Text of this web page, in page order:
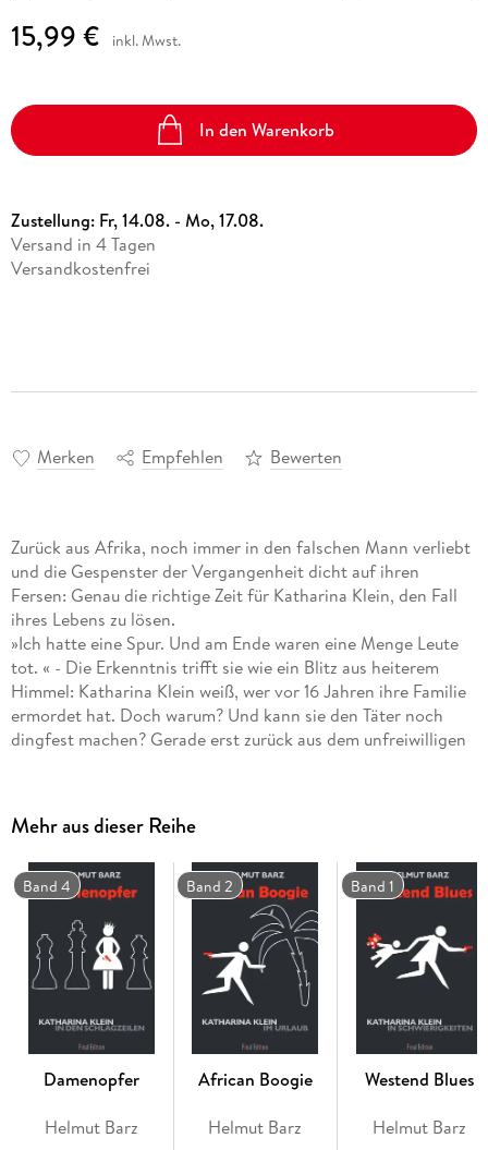
15,99 € inkl. Mwst.
In den Warenkorb
Zustellung: Fr, 14.08. - Mo, 17.08.
Versand in 4 Tagen
Versandkostenfrei
Merken Empfehlen Bewerten
Zurück aus Afrika, noch immer in den falschen Mann verliebt
und die Gespenster der Vergangenheit dicht auf ihren
Fersen: Genau die richtige Zeit für Katharina Klein, den Fall
ihres Lebens zu lösen.
»Ich hatte eine Spur. Und am Ende waren eine Menge Leute
tot. « - Die Erkenntnis trifft sie wie ein Blitz aus heiterem
Himmel: Katharina Klein weiß, wer vor 16 Jahren ihre Familie
ermordet hat. Doch warum? Und kann sie den Täter noch
dingfest machen? Gerade erst zurück aus dem unfreiwilligen
viele Tage und zahlreiche Tote später endet. - Oder auch
nicht . . . Katharina liebt Oldtimer, Schusswaffen, den
falschen Mann - und hat endliche eine Spur zum Mörder ihrer
Familie. Grund genug, alle Warnungen in den Wind zu
schlagen - denn schließlich ist sie Frankfurts chaotischste
(und beste) Kriminalpolizistin."Ein Krimi-Reißer - ganz nach
dem Geschmack von Sherlock Holmes-FreundInnen, die klug
erdachte Morde und deren feinsinnige Aufklärung
Blutrünstigkeit und Grausamkeit vorziehen. Verteufelt
spannend!" (Kultur Extra)
Mehr aus dieser Reihe
Band 4
Damenopfer
Helmut Barz
Band 2
African Boogie
Helmut Barz
Band 1
Westend Blues
Helmut Barz